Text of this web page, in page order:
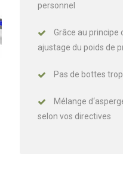
personnel
Grâce au principe
ajustage du poids de
Pas de bottes
Mélange
selon vos directives